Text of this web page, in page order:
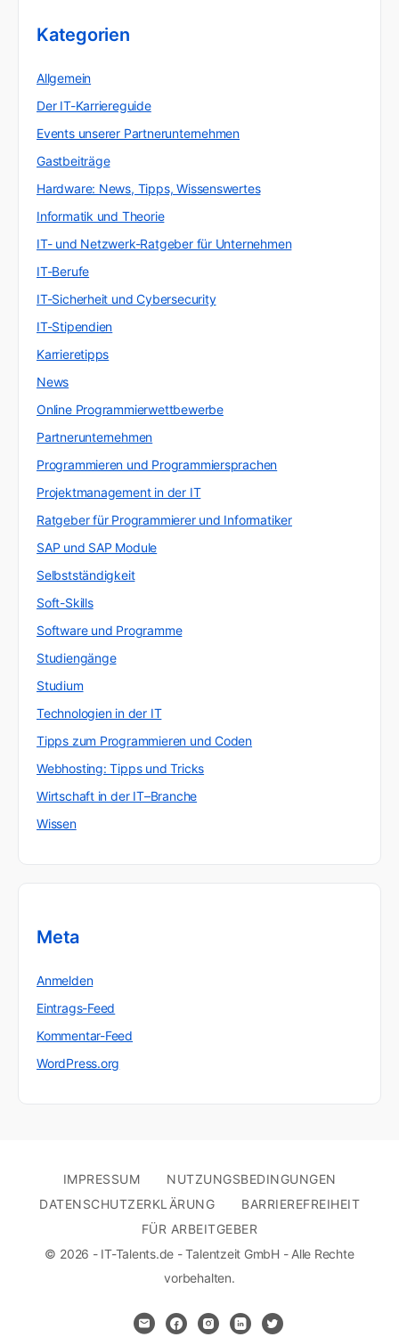
Kategorien
Allgemein
Der IT-Karriereguide
Events unserer Partnerunternehmen
Gastbeiträge
Hardware: News, Tipps, Wissenswertes
Informatik und Theorie
IT- und Netzwerk-Ratgeber für Unternehmen
IT-Berufe
IT-Sicherheit und Cybersecurity
IT-Stipendien
Karrieretipps
News
Online Programmierwettbewerbe
Partnerunternehmen
Programmieren und Programmiersprachen
Projektmanagement in der IT
Ratgeber für Programmierer und Informatiker
SAP und SAP Module
Selbstständigkeit
Soft-Skills
Software und Programme
Studiengänge
Studium
Technologien in der IT
Tipps zum Programmieren und Coden
Webhosting: Tipps und Tricks
Wirtschaft in der IT–Branche
Wissen
Meta
Anmelden
Eintrags-Feed
Kommentar-Feed
WordPress.org
IMPRESSUM
NUTZUNGSBEDINGUNGEN
DATENSCHUTZERKLÄRUNG
BARRIEREFREIHEIT
FÜR ARBEITGEBER
© 2026 - IT-Talents.de - Talentzeit GmbH - Alle Rechte
vorbehalten.